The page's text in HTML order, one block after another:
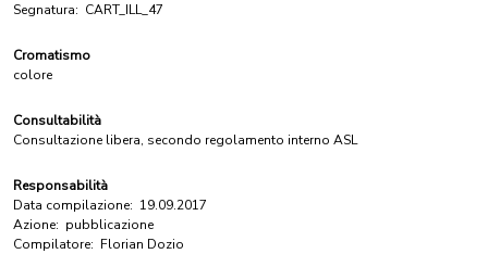
Segnatura: CART_ILL_47
Cromatismo
colore
Consultabilità
Consultazione libera, secondo regolamento interno ASL
Responsabilità
Data compilazione: 19.09.2017
Azione: pubblicazione
Compilatore: Florian Dozio